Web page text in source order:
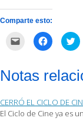
Comparte esto:
correo
electrónico
un
amigo
(Se
abre
Haz
clic
Facebook
(Se
una
ventana
nueva)
clic
en
Notas
CERRÓ EL CICLO DE
El Ciclo de Cine ya es